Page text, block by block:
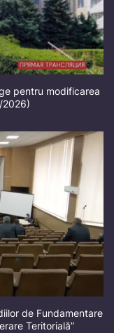
pentru modificarea
2026)
de Fundamentare
Teritorială”